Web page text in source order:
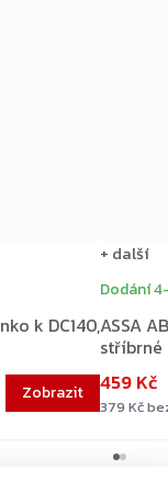
k DC140,ASSA
stříbrné
Dodání
379 Kč
459 Kč
+ další